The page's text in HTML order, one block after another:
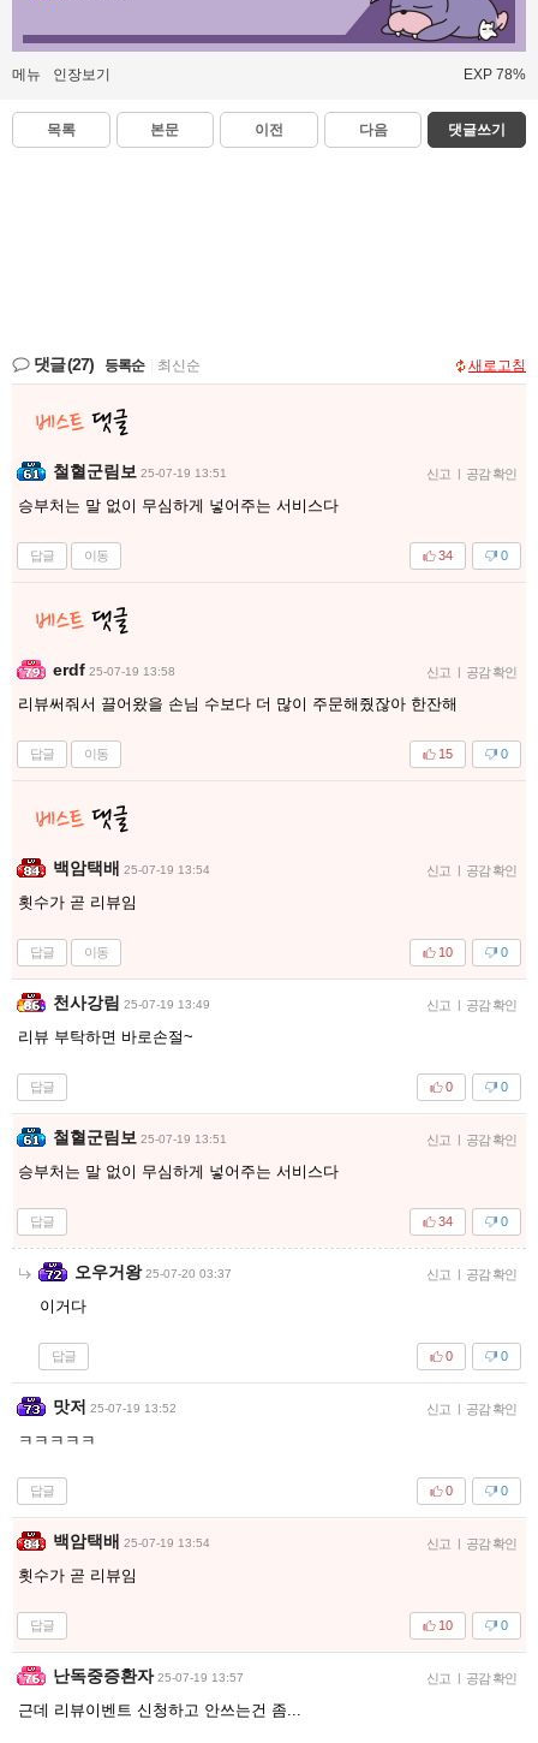
메뉴 인장보기 EXP 78%
목록 본문 이전 다음 댓글쓰기
댓글(27) 등록순 최신순 새로고침
철혈군림보 25-07-19 13:51 신고 | 공감 확인
승부처는 말 없이 무심하게 넣어주는 서비스다
답글 이동 0
34
erdf 25-07-19 13:58 신고 | 공감 확인
리뷰써줘서 끌어왔을 손님 수보다 더 많이 주문해줬잖아 한잔해
답글 이동 0
15
백암택배 25-07-19 13:54 신고 | 공감 확인
횟수가 곧 리뷰임
답글 이동 0
10
천사강림 25-07-19 13:49 신고 | 공감 확인
리뷰 부탁하면 바로손절~
답글 0
0
철혈군림보 25-07-19 13:51 신고 | 공감 확인
승부처는 말 없이 무심하게 넣어주는 서비스다
답글 0
34
오우거왕 25-07-20 03:37 신고 | 공감 확인
이거다
답글 0
0
맛저 25-07-19 13:52 신고 | 공감 확인
ㅋㅋㅋㅋㅋ
답글 0
0
백암택배 25-07-19 13:54 신고 | 공감 확인
횟수가 곧 리뷰임
답글 0
10
난독중증환자 25-07-19 13:57 신고 | 공감 확인
근데 리뷰이벤트 신청하고 안쓰는건 좀...